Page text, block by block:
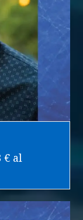
€ al